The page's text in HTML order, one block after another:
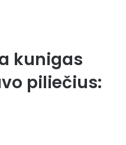
kunigas
piliečius: